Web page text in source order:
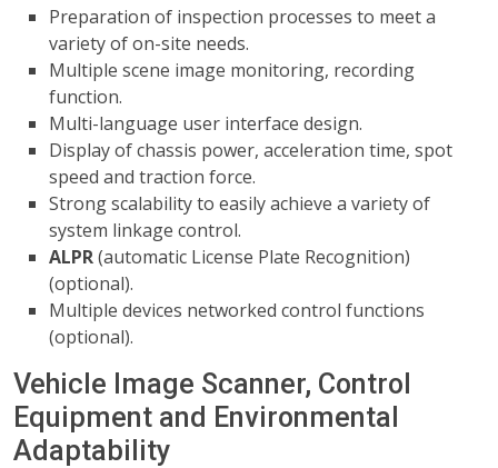
Preparation of inspection processes to meet a
variety of on-site needs.
Multiple scene image monitoring, recording
function.
Multi-language user interface design.
Display of chassis power, acceleration time, spot
speed and traction force.
Strong scalability to easily achieve a variety of
system linkage control.
ALPR(automatic License Plate Recognition)
(optional).
Multiple devices networked control functions
(optional).
Vehicle Image Scanner, Control
Equipment and Environmental
Adaptability